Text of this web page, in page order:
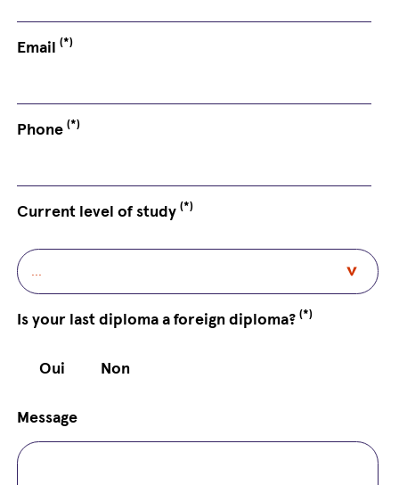
Email(*)
Phone(*)
Current level of study(*)
Is your last diploma a foreign diploma?(*)
Oui Non
Message